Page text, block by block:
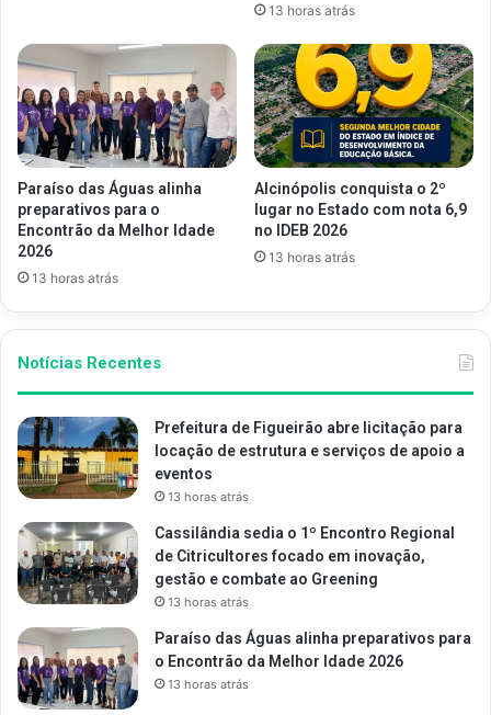
13 horas atrás
Paraíso das Águas alinha
preparativos para o
Encontrão da Melhor Idade
2026
13 horas atrás
Alcinópolis conquista o 2º
lugar no Estado com nota 6,9
no IDEB 2026
13 horas atrás
Notícias Recentes
Prefeitura de Figueirão abre licitação para
locação de estrutura e serviços de apoio a
eventos
13 horas atrás
Cassilândia sedia o 1º Encontro Regional
de Citricultores focado em inovação,
gestão e combate ao Greening
13 horas atrás
Paraíso das Águas alinha preparativos para
o Encontrão da Melhor Idade 2026
13 horas atrás